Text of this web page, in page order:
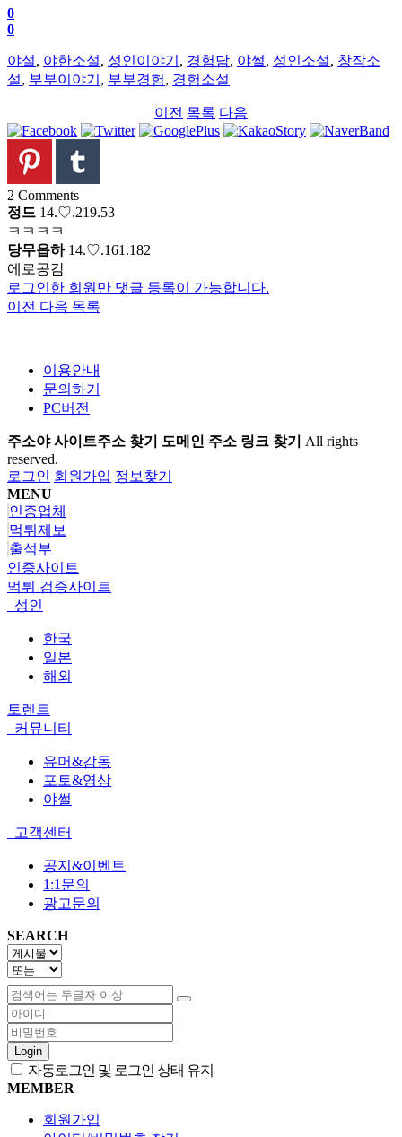
0
0
야설, 야한소설, 성인이야기 , 경험담, 야썰, 성인소설, 창작소
설, 부부이야기 , 부부경험, 경험소설
이전 목록 다음
2 Comments
정드 14.♡.219.53
ㅋㅋㅋㅋ
당무옵하 14.♡.161.182
에로공감
로그인한 회원만 댓글 등록이 가능합니다.
이전 다음 목록
이용안내
문의하기
PC버전
주소야 사이트주소 찾기 도메인 주소 링크 찾기 All rights
reserved.
로그인 회원가입 정보찾기
MENU
인증업체
먹튀제보
출석부
인증사이트
먹튀 검증사이트
성인
한국
일본
해외
토렌트
커뮤니티
유머&감동
포토&영상
야썰
고객센터
공지&이벤트
1:1문의
광고문의
SEARCH
Login
자동로그인 및 로그인 상태 유지
MEMBER
회원가입